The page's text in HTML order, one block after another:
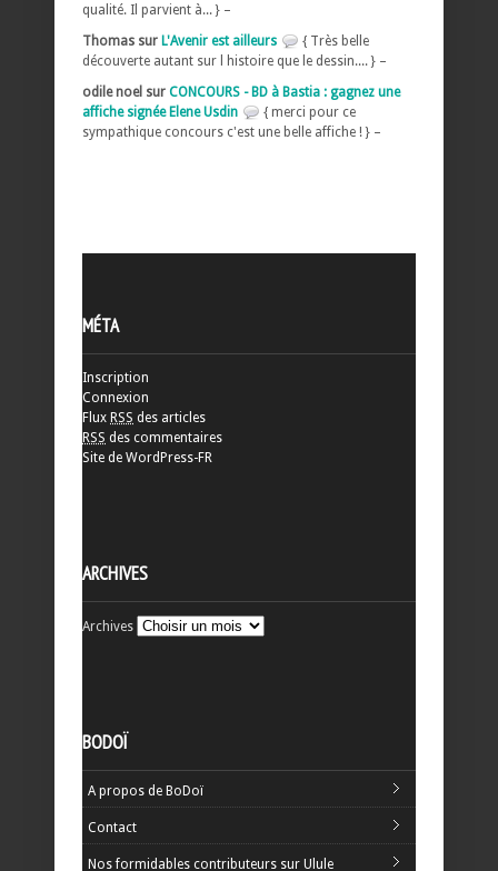
qualité. Il parvient à... } –
Thomas sur L'Avenir est ailleurs
{ Très belle
découverte autant sur l histoire que le dessin.... } –
odile noel sur CONCOURS - BD à Bastia : gagnez une
affiche signée Elene Usdin
{ merci pour ce
sympathique concours c'est une belle affiche ! } –
MÉTA
Inscription
Connexion
Flux RSS des articles
RSS des commentaires
Site de WordPress-FR
ARCHIVES
Archives
BODOÏ
A propos de BoDoï
Contact
Nos formidables contributeurs sur Ulule